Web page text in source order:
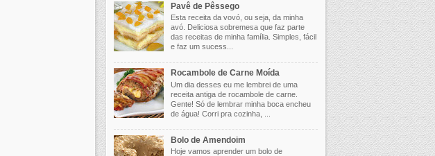
Pavê de Pêssego
Esta receita da vovó, ou seja, da minha
avó. Deliciosa sobremesa que faz parte
das receitas de minha família. Simples, fácil
e faz um sucess...
Rocambole de Carne Moída
Um dia desses eu me lembrei de uma
receita antiga de rocambole de carne.
Gente! Só de lembrar minha boca encheu
de água! Corri pra cozinha, ...
Bolo de Amendoim
Hoje vamos aprender um bolo de